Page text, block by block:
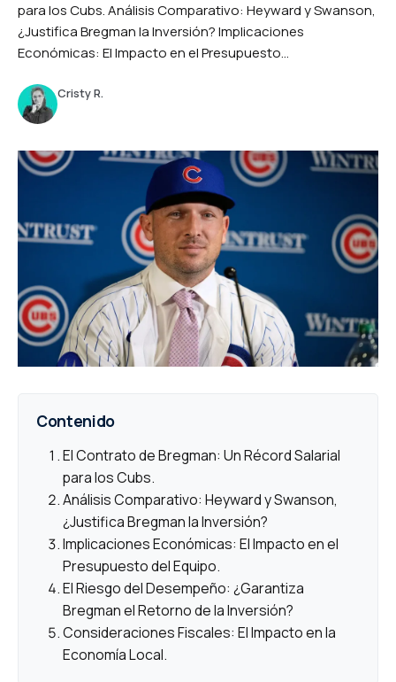
para los Cubs. Análisis Comparativo: Heyward y Swanson,
¿Justifica Bregman la Inversión? Implicaciones
Económicas: El Impacto en el Presupuesto...
Cristy R.
Contenido
El Contrato de Bregman: Un Récord Salarial
para los Cubs.
Análisis Comparativo: Heyward y Swanson,
¿Justifica Bregman la Inversión?
Implicaciones Económicas: El Impacto en el
Presupuesto del Equipo.
El Riesgo del Desempeño: ¿Garantiza
Bregman el Retorno de la Inversión?
Consideraciones Fiscales: El Impacto en la
Economía Local.